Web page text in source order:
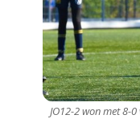
JO12-2 won met 8-